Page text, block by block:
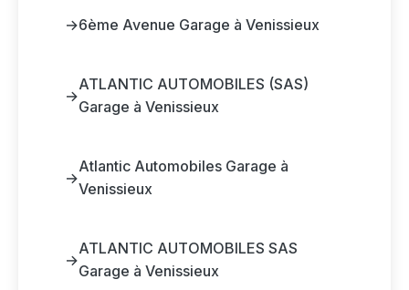
→6ème Avenue Garage à Venissieux
→
ATLANTIC AUTOMOBILES (SAS)
Garage à Venissieux
→
Atlantic Automobiles Garage à
Venissieux
→
ATLANTIC AUTOMOBILES SAS
Garage à Venissieux